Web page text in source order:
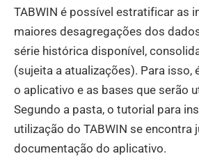
TABWIN é possível estratificar as
maiores desagregações dos
série histórica disponível,
(sujeita a atualizações). Para isso,
o aplicativo e as bases que serão
Segundo a pasta, o tutorial para
utilização do TABWIN se encontra
documentação do aplicativo.